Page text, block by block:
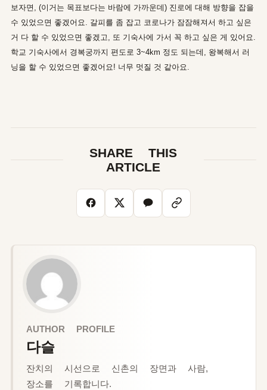
보자면, (이거는 목표보다는 바람에 가까운데) 진로에 대해 방향을 잡을
수 있었으면 좋겠어요. 갈피를 좀 잡고 코로나가 잠잠해져서 하고 싶은
거 다 할 수 있었으면 좋겠고, 또 기숙사에 가서 꼭 하고 싶은 게 있어요.
학교 기숙사에서 경복궁까지 편도로 3~4km 정도 되는데, 왕복해서 러
닝을 할 수 있었으면 좋겠어요! 너무 멋질 것 같아요.
SHARE THIS
ARTICLE
AUTHOR PROFILE
다슬
잔치의 시선으로 신촌의 장면과 사람,
장소를 기록합니다.